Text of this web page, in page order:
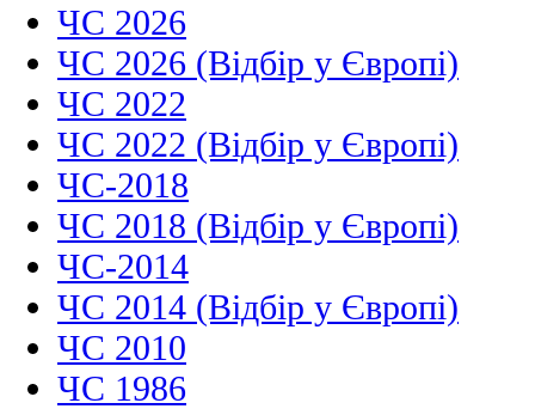
ЧС 2026
ЧС 2026 (Відбір у Європі)
ЧС 2022
ЧС 2022 (Відбір у Європі)
ЧС-2018
ЧС 2018 (Відбір у Європі)
ЧС-2014
ЧС 2014 (Відбір у Європі)
ЧС 2010
ЧС 1986